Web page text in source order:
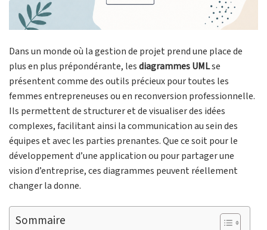
Dans un monde où la gestion de projet prend une place de
plus en plus prépondérante, lesdiagrammes UMLse
présentent comme des outils précieux pour toutes les
femmes entrepreneuses ou en reconversion professionnelle.
Ils permettent de structurer et de visualiser des idées
complexes, facilitant ainsi la communication au sein des
équipes et avec les parties prenantes. Que ce soit pour le
développement d’une application ou pour partager une
vision d’entreprise, ces diagrammes peuvent réellement
changer la donne.
Sommaire